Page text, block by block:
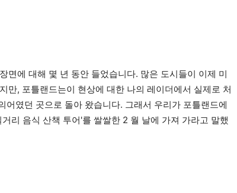
면에 대해 몇 년 동안 들었습니다. 많은 도시들이 이제 미
만, 포틀랜드는이 현상에 대한 나의 레이더에서 실제로 처
어였던 곳으로 돌아 왔습니다. 그래서 우리가 포틀랜드에
리 음식 산책 투어'를 쌀쌀한 2 월 날에 가져 가라고 말했